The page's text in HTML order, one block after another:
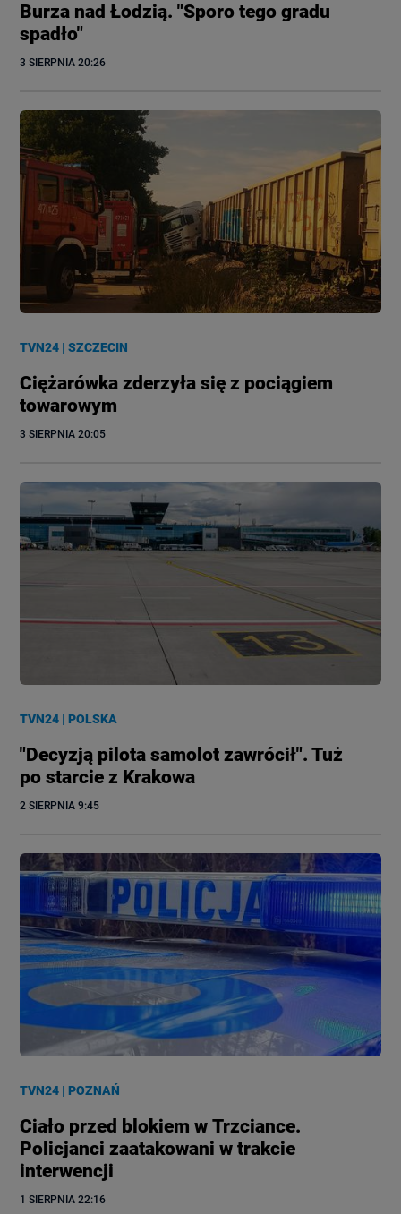
Burza nad Łodzią. "Sporo tego gradu
spadło"
3 SIERPNIA 20:26
TVN24 |SZCZECIN
Ciężarówka zderzyła się z pociągiem
towarowym
3 SIERPNIA 20:05
TVN24 |POLSKA
"Decyzją pilota samolot zawrócił". Tuż
po starcie z Krakowa
2 SIERPNIA 9:45
TVN24 |POZNAŃ
Ciało przed blokiem w Trzciance.
Policjanci zaatakowani w trakcie
interwencji
1 SIERPNIA 22:16